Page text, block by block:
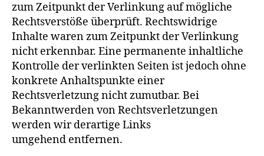
zum Zeitpunkt der Verlinkung auf mögliche
Rechtsverstöße überprüft. Rechtswidrige
Inhalte waren zum Zeitpunkt der Verlinkung
nicht erkennbar. Eine permanente inhaltliche
Kontrolle der verlinkten Seiten ist jedoch ohne
konkrete Anhaltspunkte einer
Rechtsverletzung nicht zumutbar. Bei
Bekanntwerden von Rechtsverletzungen
werden wir derartige Links
umgehend entfernen.